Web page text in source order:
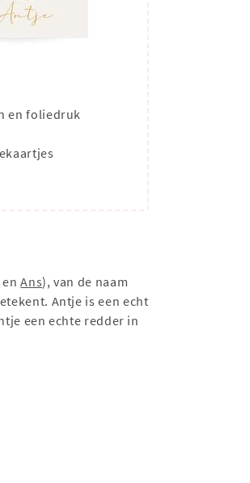
en foliedruk
enAns), van de naam
Antje is een echt
een echte redder in